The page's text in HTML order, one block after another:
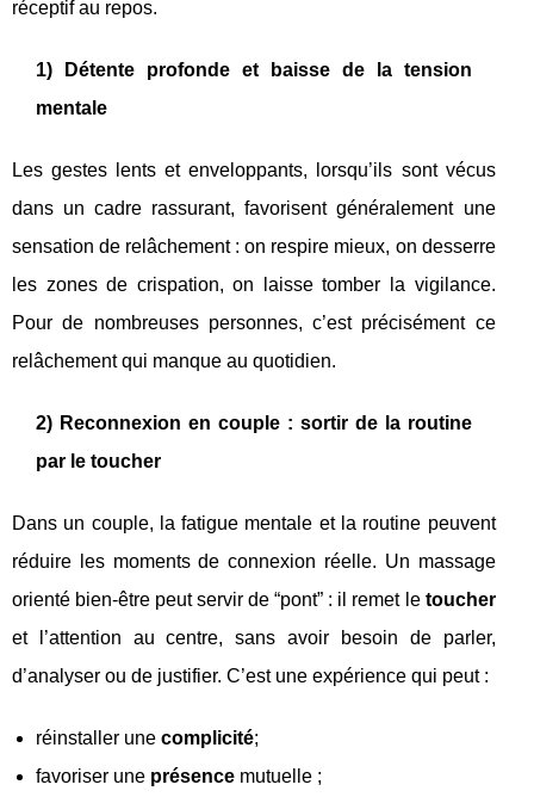
réceptif au repos.
1) Détente profonde et baisse de la tension
mentale
Les gestes lents et enveloppants, lorsqu’ils sont vécus
dans un cadre rassurant, favorisent généralement une
sensation de relâchement : on respire mieux, on desserre
les zones de crispation, on laisse tomber la vigilance.
Pour de nombreuses personnes, c’est précisément ce
relâchement qui manque au quotidien.
2) Reconnexion en couple : sortir de la routine
par le toucher
Dans un couple, la fatigue mentale et la routine peuvent
réduire les moments de connexion réelle. Un massage
orienté bien-être peut servir de “pont” : il remet le toucher
et l’attention au centre, sans avoir besoin de parler,
d’analyser ou de justifier. C’est une expérience qui peut :
réinstaller une complicité;
favoriser une présence mutuelle ;